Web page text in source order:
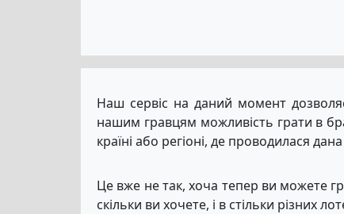
Наш сервіс на даний момент
нашим гравцям можливість грати в
країні або регіоні, де проводилася
Це вже не так, хоча тепер ви можете
скільки ви хочете, і в стільки різних